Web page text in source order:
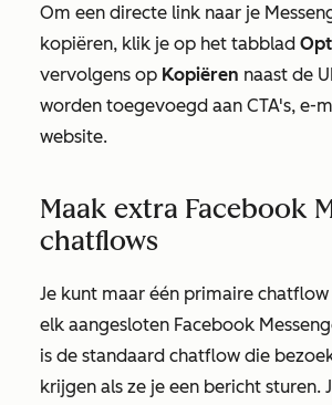
Om een directe link naar je
kopiëren, klik je op het tabblad
vervolgens op Kopiëren naast de
worden toegevoegd aan CTA's, e-
website.
Maak extra Facebook
chatflows
Je kunt maar één primaire
elk aangesloten Facebook
is de standaard chatflow die
krijgen als ze je een bericht sturen.